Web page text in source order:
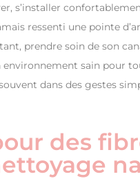
s’installer
ressenti une pointe
prendre soin de son
sain pour
dans des gestes
des